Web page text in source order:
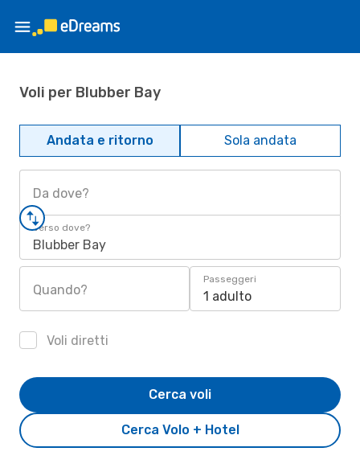
Voli per Blubber Bay
Andata e ritorno Sola andata
Da dove?
Verso dove?
Blubber Bay
Quando?
Passeggeri
1 adulto
Voli diretti
Cerca Volo + Hotel
Cerca voli